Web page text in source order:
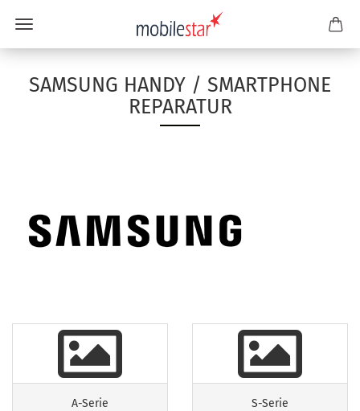
SAMSUNG HANDY / SMARTPHONE
REPARATUR
A-Serie S-Serie